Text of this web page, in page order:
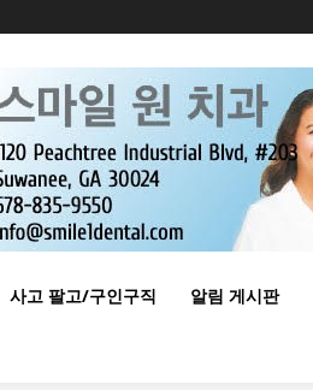
사고 팔고/구인구직 알림 게시판